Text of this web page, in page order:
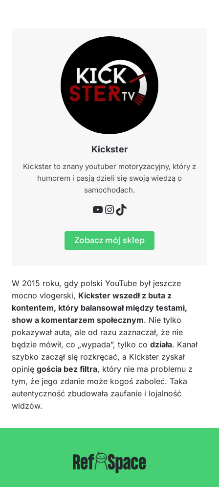
Kickster
Kickster to znany youtuber motoryzacyjny, który z
humorem i pasją dzieli się swoją wiedzą o
samochodach.
YouTube InstagramTikTok
Zobacz mój sklep
W 2015 roku, gdy polski YouTube był jeszcze
mocno vlogerski, Kickster wszedł z buta z
kontentem, który balansował między testami,
show a komentarzem społecznym. Nie tylko
pokazywał auta, ale od razu zaznaczał, że nie
będzie mówił, co „wypada”, tylko co działa. Kanał
szybko zaczął się rozkręcać, a Kickster zyskał
opinię gościa bez filtra, który nie ma problemu z
tym, że jego zdanie może kogoś zaboleć. Taka
autentyczność zbudowała zaufanie i lojalność
widzów.